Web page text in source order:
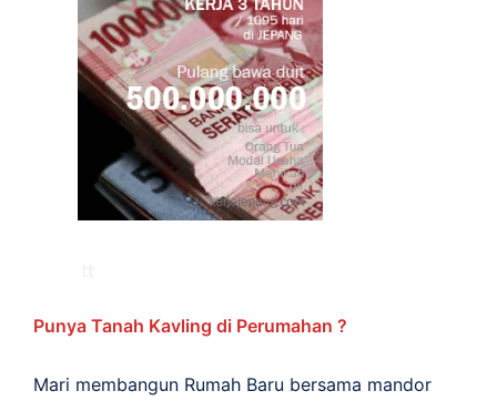
Punya Tanah Kavling di Perumahan ?
Mari membangun Rumah Baru bersama mandor